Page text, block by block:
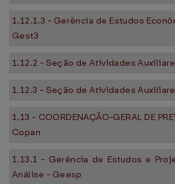
1.12.1.3 - Gerência de Estudos
Gest3
1.12.2 - Seção de Atividades
1.12.3 - Seção de Atividades
1.13 - COORDENAÇÃO-GERAL DE
Copan
1.13.1 - Gerência de Estudos e
Análise - Geesp